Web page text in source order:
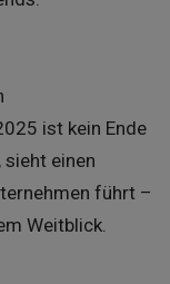
ist kein Ende
einen
führt –
Weitblick.